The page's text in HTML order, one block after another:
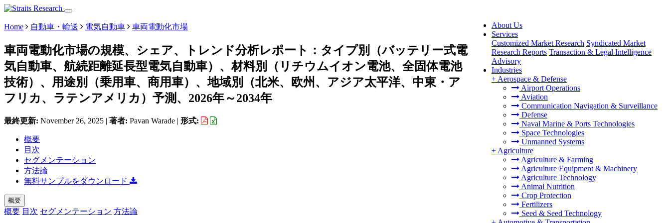
About Us
Services
Customized Market Research Syndicated Market
Research Reports Transaction & Legal Intelligence
Advisory
Industries
+ Aerospace & Defense
Airport Operations
Aviation
Communication Navigation & Surveillance
Defense
Naval Marine & Ports Technologies
Space Technologies
Unmanned Systems
+ Agriculture
Agriculture & Farming
Agriculture Equipment & Machinery
Agriculture Technology
Animal Nutrition
Crop Protection
Fertilizers
Seed & Seed Technology
Home 自動車・輸送 電気自動車 車両電動化市場
車両電動化市場の規模、シェア、トレンド分析レポート：タイプ別（バッテリー式電
気自動車、航続距離延長型電気自動車）、材料別（リチウムイオン電池、全固体電池
技術）、用途別（乗用車、商用車）、地域別（北米、欧州、アジア太平洋、中東・ア
フリカ、ラテンアメリカ）予測、2026年～2034年
最終更新: November 26, 2025 | 著者: Pavan Warade | 形式:
概要
目次
セグメンテーション
方法論
無料サンプルをダウンロード
概要
概要 目次 セグメンテーション 方法論